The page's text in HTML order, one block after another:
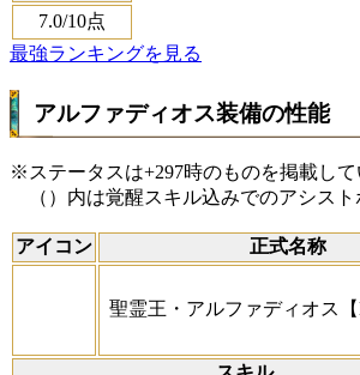
7.0/10点
最強ランキングを見る
アルファディオス装備の性能
※ステータスは+297時のものを掲載して
（）内は覚醒スキル込みでのアシスト
アイコン 正式名称
聖霊王・アルファディオス